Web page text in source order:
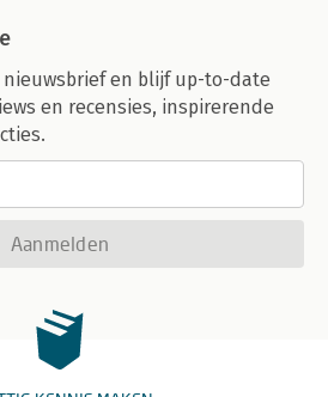
en blijf up-to-date
en recensies, inspirerende
Aanmelden